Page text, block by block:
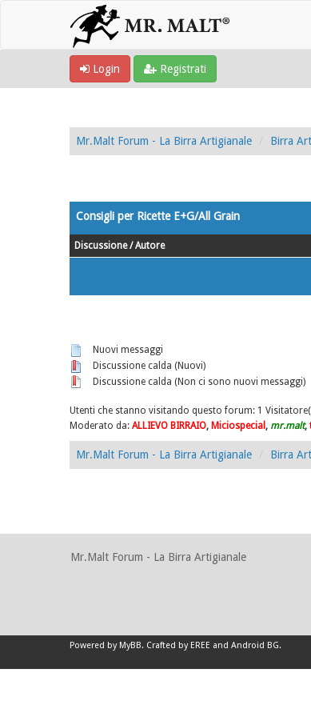
Login Registrati
Mr.Malt Forum - La Birra Artigianale Birra
Consigli per Ricette E+G/All Grain
Discussione/Autore
Nuovi messaggi
Discussione calda (Nuovi)
Discussione calda (Non ci sono nuovi messaggi)
Utenti che stanno visitando questo forum: 1
Moderato da: ALLIEVO BIRRAIO, Miciospecial , mr.malt,
Mr.Malt Forum - La Birra Artigianale Birra
Mr.Malt Forum - La Birra Artigianale
Powered by MyBB. Crafted by EREE and Android BG.